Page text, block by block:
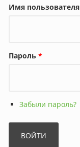
Имя пользователя
Пароль *
Забыли пароль?